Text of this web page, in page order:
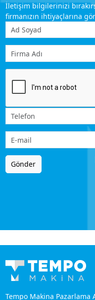
İletişim bilgilerinizi
firmanızın ihtiyaçlarına
Gönder
Tempo Makina Pazarlama